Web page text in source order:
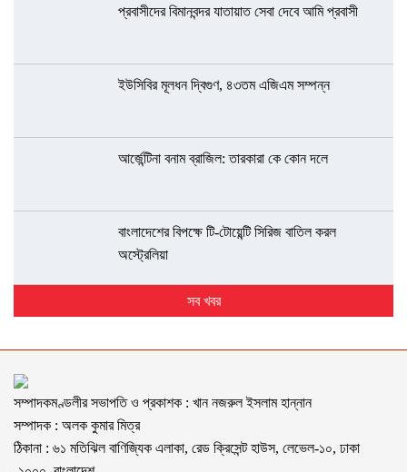
প্রবাসীদের বিমানবন্দর যাতায়াত সেবা দেবে আমি প্রবাসী
ইউসিবির মূলধন দ্বিগুণ, ৪৩তম এজিএম সম্পন্ন
আর্জেন্টিনা বনাম ব্রাজিল: তারকারা কে কোন দলে
বাংলাদেশের বিপক্ষে টি-টোয়েন্টি সিরিজ বাতিল করল
অস্ট্রেলিয়া
সব খবর
সম্পাদকমণ্ডলীর সভাপতি ও প্রকাশক : খান নজরুল ইসলাম হান্নান
সম্পাদক : অলক কুমার মিত্র
ঠিকানা : ৬১ মতিঝিল বাণিজ্যিক এলাকা, রেড ক্রিসেন্ট হাউস, লেভেল-১০, ঢাকা